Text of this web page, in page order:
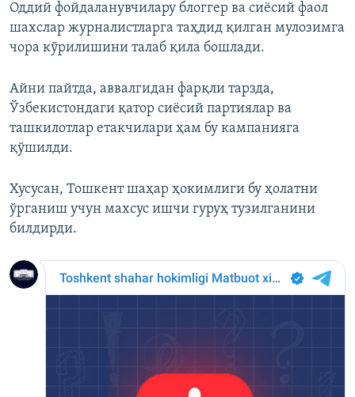
Оддий фойдаланувчилару блоггер ва сиёсий фаол
шахслар журналистларга таҳдид қилган мулозимга
чора кўрилишини талаб қила бошлади.
Айни пайтда, аввалгидан фарқли тарзда,
Ўзбекистондаги қатор сиёсий партиялар ва
ташкилотлар етакчилари ҳам бу кампанияга
қўшилди.
Хусусан, Тошкент шаҳар ҳокимлиги бу ҳолатни
ўрганиш учун махсус ишчи гуруҳ тузилганини
билдирди.